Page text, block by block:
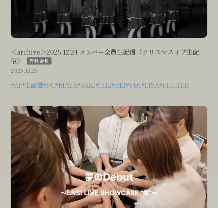
＜archive＞2025.12.24 メンバー全員生配信（クリスマスイブ生配
信）
有料会員
2025.12.25
#AI#生配信#FC#MAYA#SAKI#LILI#REI#YUI#LISA#FILLTER